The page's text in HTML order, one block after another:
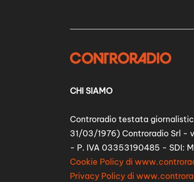
CHI SIAMO
Controradio testata
31/03/1976) Controradio Srl -
- P. IVA 03353190485 - SDI:
Cookie Policy di
Privacy Policy di